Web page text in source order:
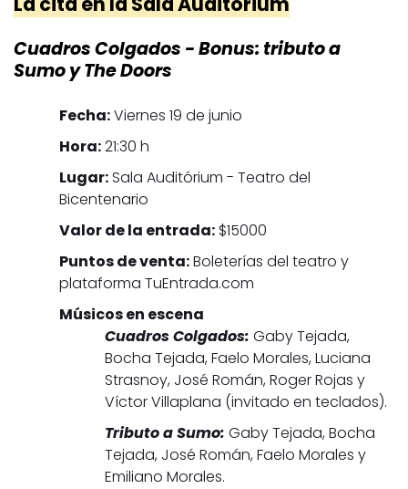
Cuadros Colgados - Bonus: tributo a
Sumo y The Doors
Fecha:Viernes 19 de junio
Hora:21:30 h
Lugar:Sala Auditórium - Teatro del
Bicentenario
Valor de la entrada: $15000
Puntos de venta:Boleterías del teatro y
plataforma TuEntrada.com
Músicos en escena
Cuadros Colgados: Gaby Tejada,
Bocha Tejada, Faelo Morales, Luciana
Strasnoy, José Román, Roger Rojas y
Víctor Villaplana (invitado en teclados).
Tributo a Sumo: Gaby Tejada, Bocha
Tejada, José Román, Faelo Morales y
Emiliano Morales.